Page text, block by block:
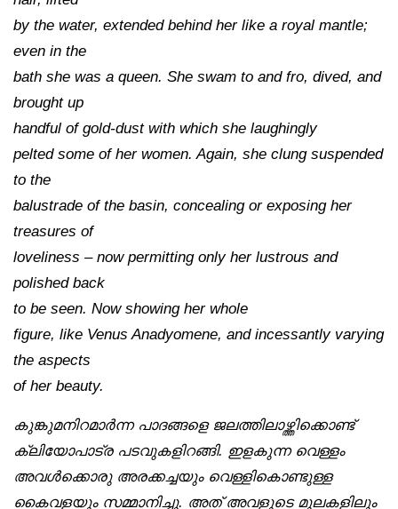
by the water, extended behind her like a royal mantle;
even in the
bath she was a queen. She swam to and fro, dived, and
brought up
handful of gold-dust with which she laughingly
pelted some of her women. Again, she clung suspended
to the
balustrade of the basin, concealing or exposing her
treasures of
loveliness – now permitting only her lustrous and
polished back
to be seen. Now showing her whole
figure, like Venus Anadyomene, and incessantly varying
the aspects
of her beauty.
കുങ്കുമനിറമാർന്ന പാദങ്ങളെ ജലത്തിലാഴ്ത്തിക്കൊണ്ട്
ക്ലിയോപാട്ര പടവുകളിറങ്ങി. ഇളകുന്ന വെള്ളം
അവൾക്കൊരു അരക്കച്ചയും വെള്ളികൊണ്ടുള്ള
കൈവളയും സമ്മാനിച്ചു. അത് അവളുടെ മുലകളിലും